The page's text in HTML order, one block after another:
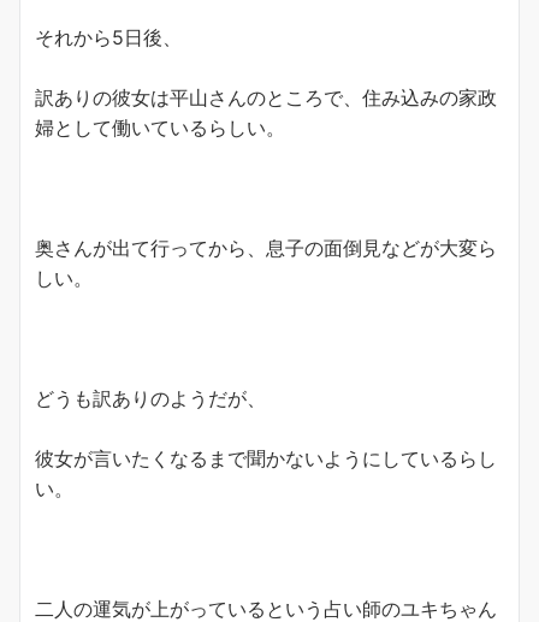
それから5日後、
訳ありの彼女は平山さんのところで、住み込みの家政
婦として働いているらしい。
奥さんが出て行ってから、息子の面倒見などが大変ら
しい。
どうも訳ありのようだが、
彼女が言いたくなるまで聞かないようにしているらし
い。
二人の運気が上がっているという占い師のユキちゃん